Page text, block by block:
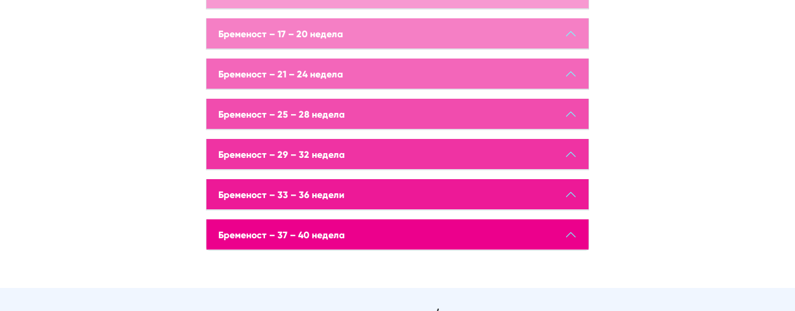
Бременост – 17 – 20 недела
Бременост – 21 – 24 недела
Бременост – 25 – 28 недела
Бременост – 29 – 32 недела
Бременост – 33 – 36 недели
Бременост – 37 – 40 недела